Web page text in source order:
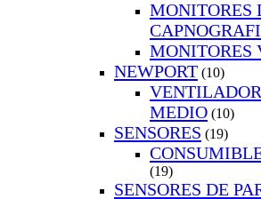
MONITORES
MONITORES
NEWPORT (10)
MEDIO (10)
SENSORES (19)
(19)
SENSORES DE